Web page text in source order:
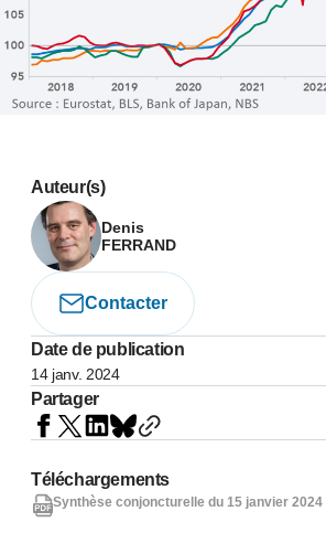
Auteur(s)
Denis
FERRAND
Contacter
Date de publication
14 janv. 2024
Partager
Téléchargements
Synthèse conjoncturelle du 15 janvier 2024